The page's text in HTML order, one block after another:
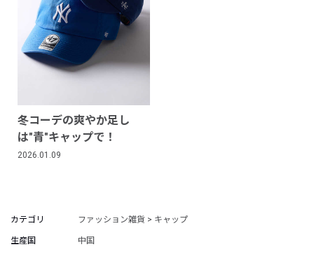
冬コーデの爽やか足し
は"青"キャップで！
2026.01.09
カテゴリ ファッション雑貨 > キャップ
生産国 中国